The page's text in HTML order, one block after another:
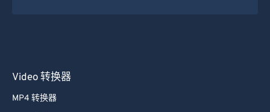
Video 转换器
MP4 转换器